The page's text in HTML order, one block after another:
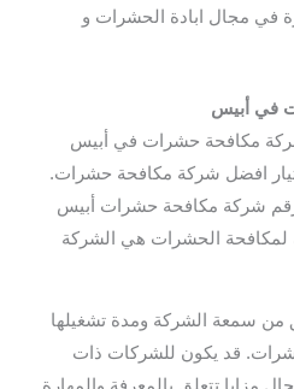
في مجال ابادة الحشرات و
في أبيس
مكافحة حشرات في أبيس
افضل شركة مكافحة حشرات.
شركة مكافحة حشرات أبيس
لمكافحة الحشرات هي الشركة
من سمعة الشركة ومدة تشغيلها
قد يكون للشركات ذات